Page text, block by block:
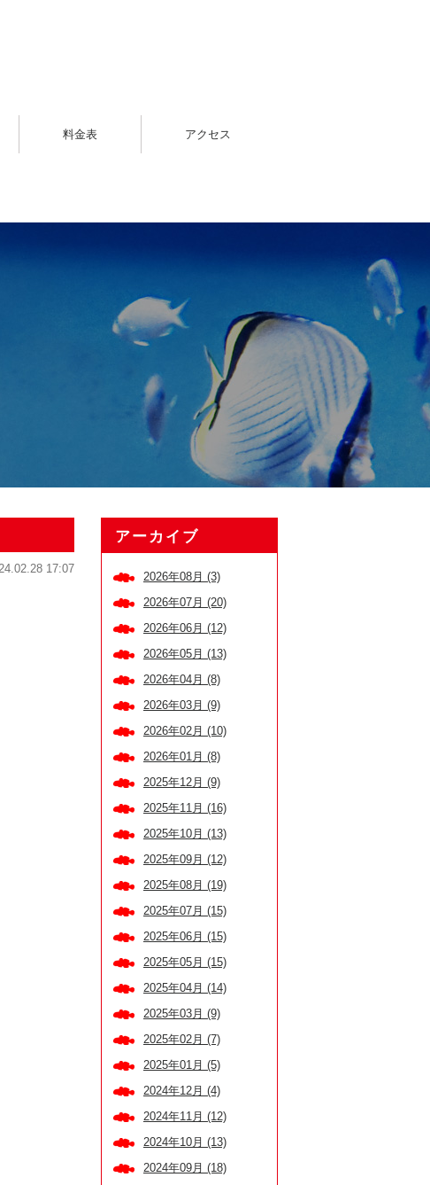
料金表 アクセス
17:07
アーカイブ
2026年08月 (3)
2026年07月 (20)
2026年06月 (12)
2026年05月 (13)
2026年04月 (8)
2026年03月 (9)
2026年02月 (10)
2026年01月 (8)
2025年12月 (9)
2025年11月 (16)
2025年10月 (13)
2025年09月 (12)
2025年08月 (19)
2025年07月 (15)
2025年06月 (15)
2025年05月 (15)
2025年04月 (14)
2025年03月 (9)
2025年02月 (7)
2025年01月 (5)
2024年12月 (4)
2024年11月 (12)
2024年10月 (13)
2024年09月 (18)